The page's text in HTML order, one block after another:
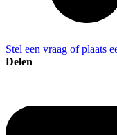
Stel een vraag of plaats
Delen